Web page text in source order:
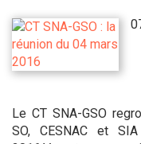
Le CT SNA-GSO
SO, CESNAC et